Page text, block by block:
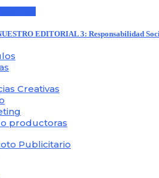
EDITORIAL 3: Responsabilidad
Creativas
productoras
Publicitario